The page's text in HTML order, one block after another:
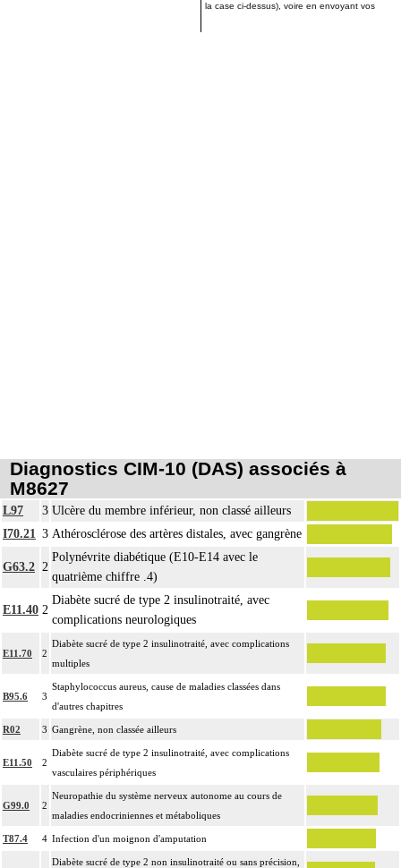
la case ci-dessus), voire en envoyant vos
Diagnostics CIM-10 (DAS) associés à
M8627
L97 3 Ulcère du membre inférieur, non classé ailleurs
I70.21 3 Athérosclérose des artères distales, avec gangrène
G63.2 2
Polynévrite diabétique (E10-E14 avec le
quatrième chiffre .4)
E11.40 2
Diabète sucré de type 2 insulinotraité, avec
complications neurologiques
E11.70 2
Diabète sucré de type 2 insulinotraité, avec complications
multiples
B95.6 3
Staphylococcus aureus, cause de maladies classées dans
d'autres chapitres
R02 3 Gangrène, non classée ailleurs
E11.50 2
Diabète sucré de type 2 insulinotraité, avec complications
vasculaires périphériques
G99.0 2
Neuropathie du système nerveux autonome au cours de
maladies endocriniennes et métaboliques
T87.4 4 Infection d'un moignon d'amputation
Diabète sucré de type 2 non insulinotraité ou sans précision,